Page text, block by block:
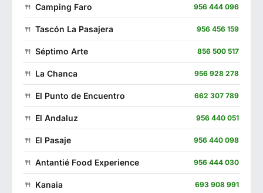
Camping Faro 956 444 096
Tascón La Pasajera 956 456 159
Séptimo Arte 856 500 517
La Chanca 956 928 278
El Punto de Encuentro 662 307 789
El Andaluz 956 440 051
El Pasaje 956 440 098
Antantié Food Experience 956 444 030
Kanaia 693 908 991